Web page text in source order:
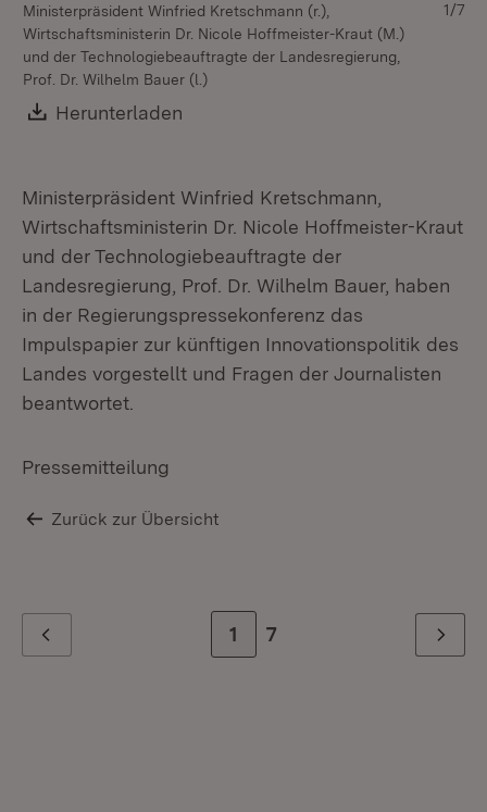
Ministerpräsident Winfried Kretschmann (r.),
Wirtschaftsministerin Dr. Nicole Hoffmeister-Kraut (M.)
und der Technologiebeauftragte der Landesregierung,
Prof. Dr. Wilhelm Bauer (l.)
Download:
Herunterladen
1/7
Ministerpräsident Winfried Kretschmann,
Wirtschaftsministerin Dr. Nicole Hoffmeister-Kraut
und der Technologiebeauftragte der
Landesregierung, Prof. Dr. Wilhelm Bauer, haben
in der Regierungspressekonferenz das
Impulspapier zur künftigen Innovationspolitik des
Landes vorgestellt und Fragen der Journalisten
beantwortet.
Pressemitteilung
Zurück zur Übersicht
Zur Seite
1 Zur letzten Seite
7 Weiter